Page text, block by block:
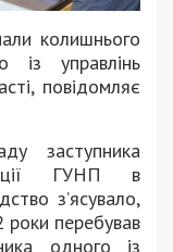
колишнього
із управлінь
повідомляє
заступника
ГУНП в
з’ясувало,
перебував
одного із